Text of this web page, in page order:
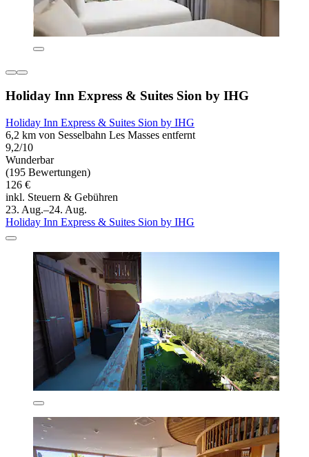
Holiday Inn Express & Suites Sion by IHG
Holiday Inn Express & Suites Sion by IHG
6,2 km von Sesselbahn Les Masses entfernt
9,2/10
Wunderbar
(195 Bewertungen)
126 €
inkl. Steuern & Gebühren
23. Aug.–24. Aug.
Holiday Inn Express & Suites Sion by IHG